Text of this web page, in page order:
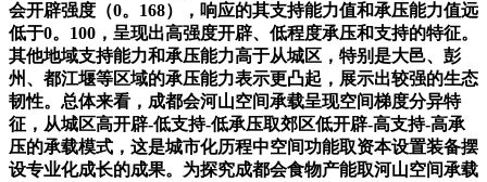
会开辟强度（0。168），响应的其支持能力值和承压能力值远
低于0。100，呈现出高强度开辟、低程度承压和支持的特征。
其他地域支持能力和承压能力高于从城区，特别是大邑、彭
州、都江堰等区域的承压能力表示更凸起，展示出较强的生态
韧性。总体来看，成都会河山空间承载呈现空间梯度分异特
征，从城区高开辟-低支持-低承压取郊区低开辟-高支持-高承
压的承载模式，这是城市化历程中空间功能取资本设置装备摆
设专业化成长的成果。为探究成都会食物产能取河山空间承载